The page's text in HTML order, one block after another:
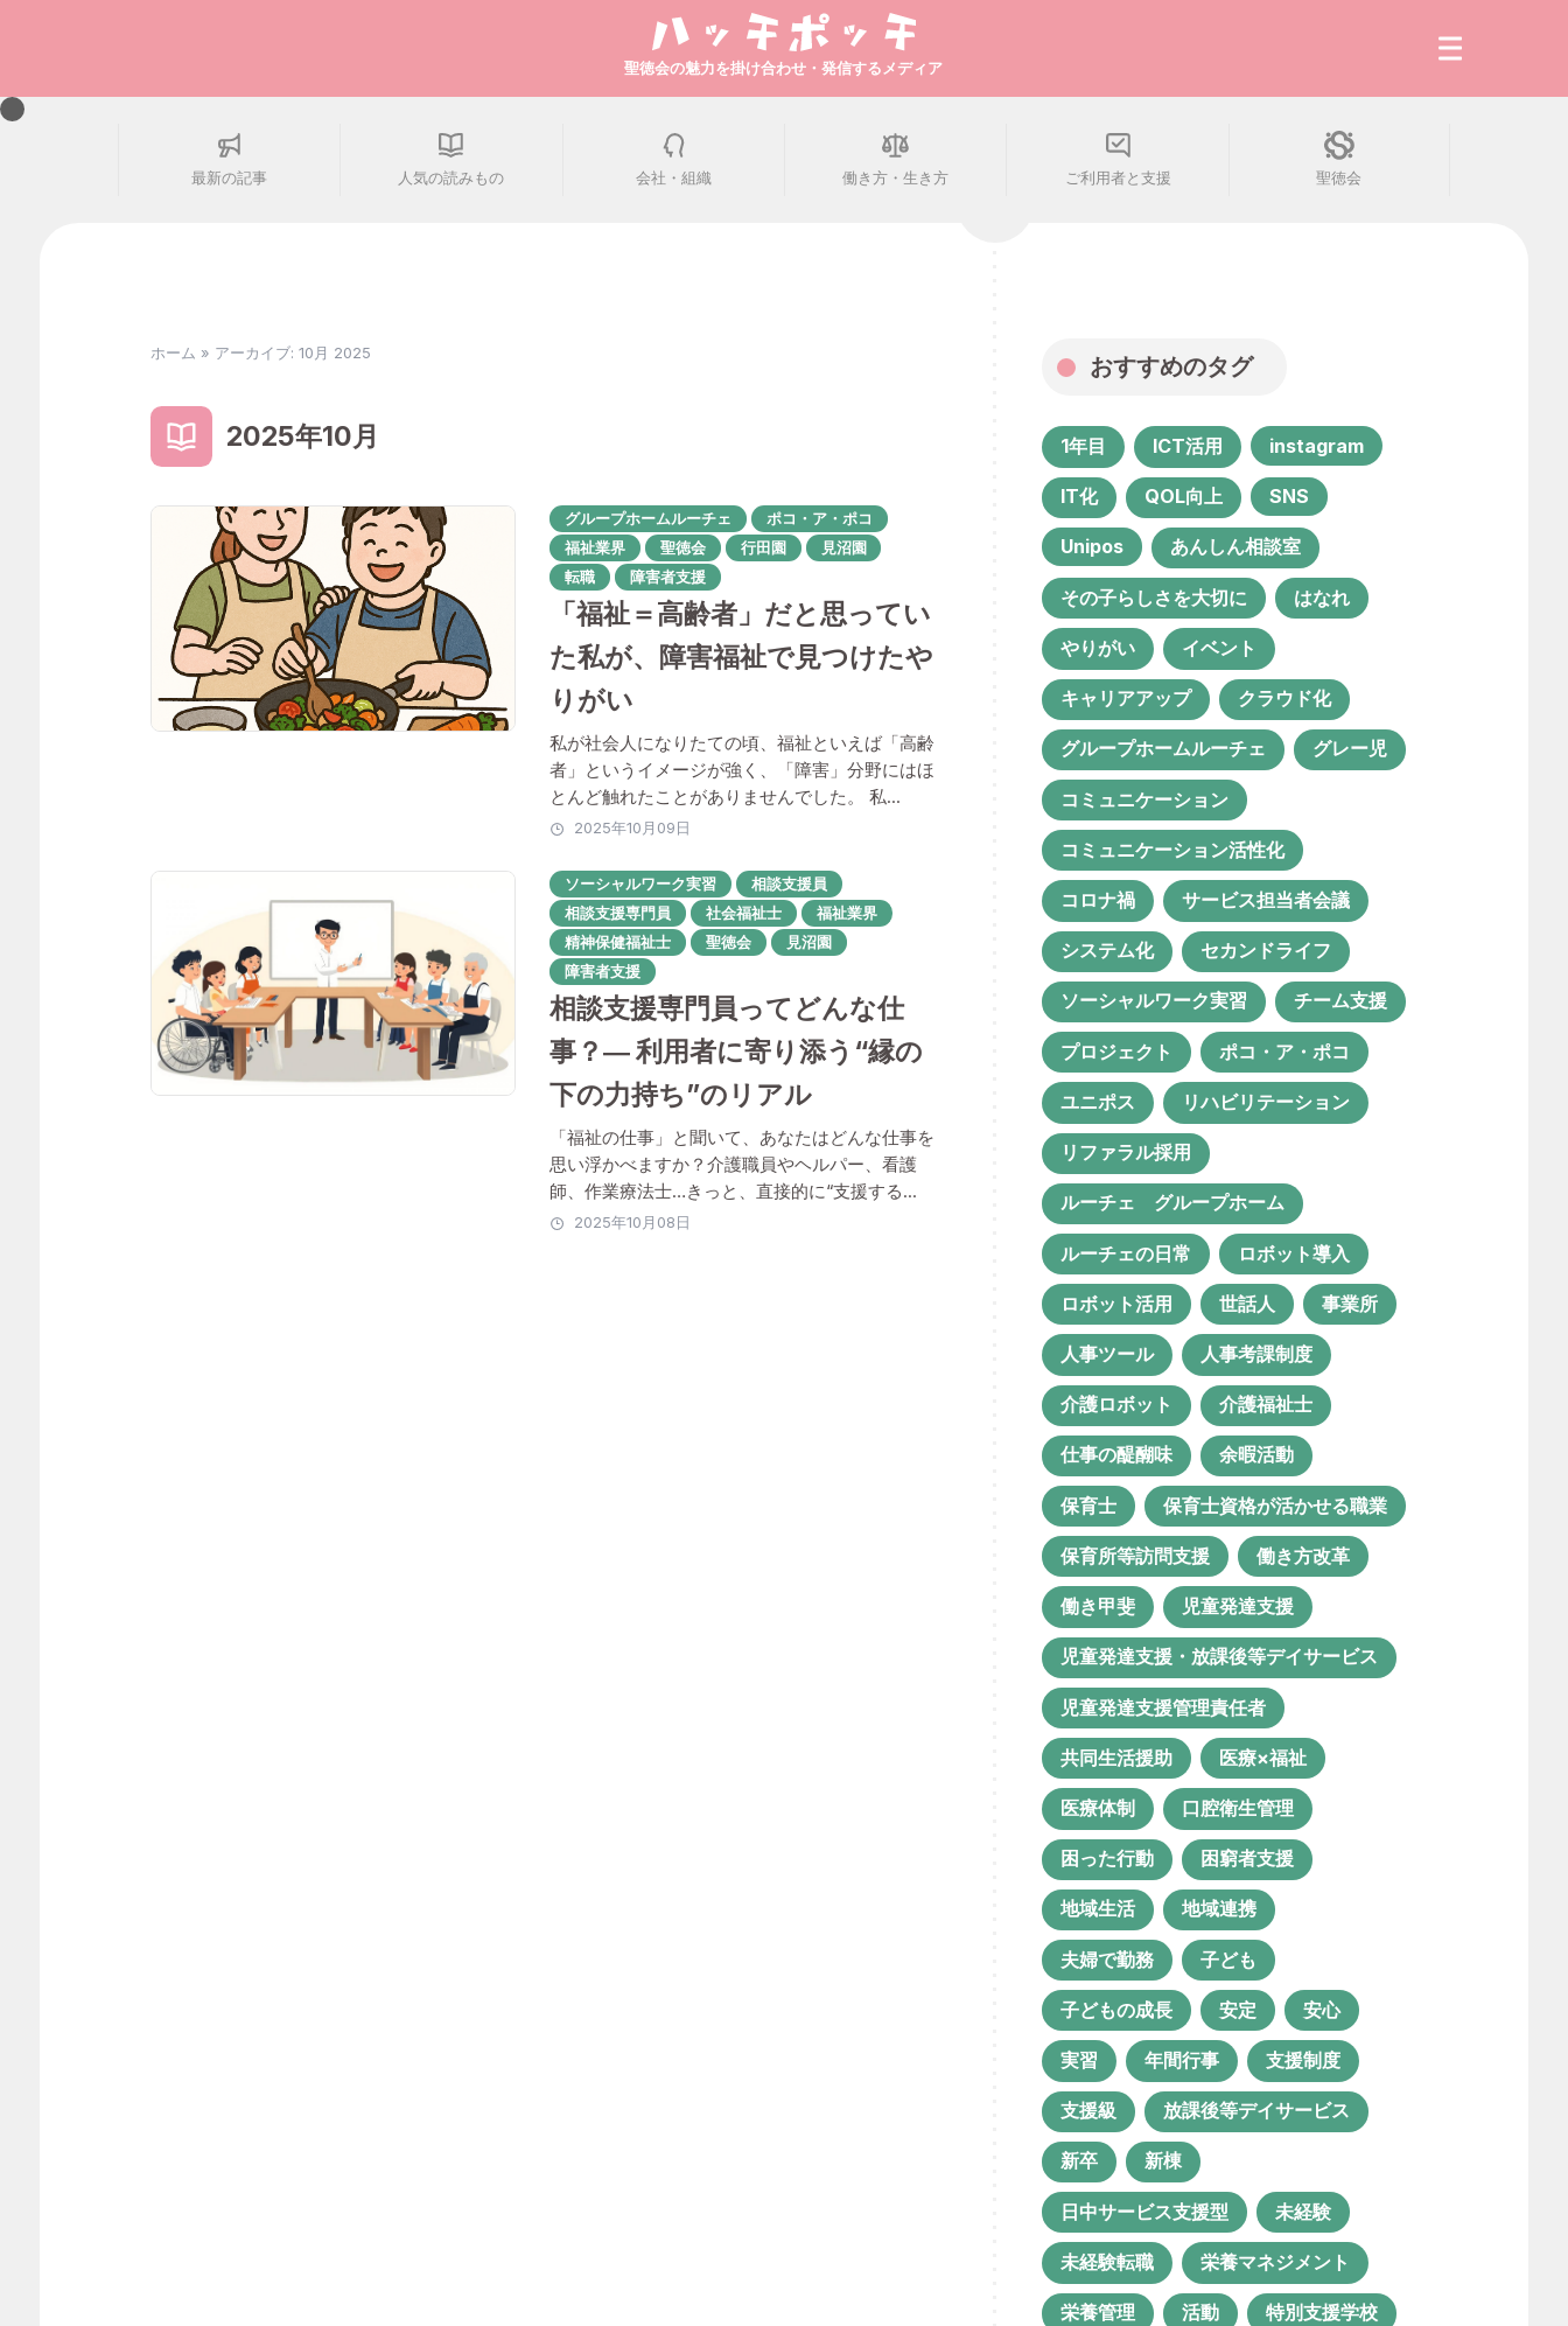
おすすめのタグ
1年目 ICT活用 instagram
IT化 QOL向上
Unipos あんしん相談室
その子らしさを大切に
やりがい イベント
キャリアアップ クラウド化
グループホームルーチェ
グレー児 コミュニケーション
コミュニケーション活性化
コロナ禍 サービス担当者会議
システム化 セカンドライフ
ソーシャルワーク実習
チーム支援 プロジェクト
ポコ・ア・ポコ ユニポス
リハビリテーション
リファラル採用
ルーチェ グループホーム
ルーチェの日常
ロボット活用 世話人
事業所 人事ツール
人事考課制度 介護ロボット
介護福祉士 仕事の醍醐味
余暇活動 保育士
保育士資格が活かせる職業
保育所等訪問支援
働き甲斐 児童発達支援
児童発達支援・放課後等デイサービ
ス
児童発達支援管理責任者
共同生活援助 医療×福祉
医療体制 口腔衛生管理
困った行動 困窮者支援
会社・組織
働き方・生き方
ご利用者と支援
聖徳会
聖徳会の魅力を掛け合わせ・発信するメディア
最新の記事 人気の読みもの 会社・組織 働き方・生き方 ご利用者と支援 聖徳会
ホーム » アーカイブ: 10月 2025
2025年10月
グループホームルーチェ
ポコ・ア・ポコ
福祉業界
聖徳会 行田園
見沼園
転職
障害者支援
「福祉＝高齢者」だと思ってい
た私が、障害福祉で見つけたや
りがい
私が社会人になりたての頃、福祉といえば「高齢
者」というイメージが強く、「障害」分野にはほ
とんど触れたことがありませんでした。 私...
2025年10月09日
ソーシャルワーク実習
相談支援員
相談支援専門員
社会福祉士
福祉業界
精神保健福祉士
聖徳会
見沼園
障害者支援
相談支援専門員ってどんな仕
事？― 利用者に寄り添う“縁の
下の力持ち”のリアル
「福祉の仕事」と聞いて、あなたはどんな仕事を
思い浮かべますか？介護職員やヘルパー、看護
師、作業療法士…きっと、直接的に“支援する...
2025年10月08日
おすすめのタグ
1年目 ICT活用 instagram
IT化 QOL向上 SNS
Unipos あんしん相談室
その子らしさを大切に はなれ
やりがい イベント
キャリアアップ クラウド化
グループホームルーチェ グレー児
コミュニケーション
コミュニケーション活性化
コロナ禍 サービス担当者会議
システム化 セカンドライフ
ソーシャルワーク実習 チーム支援
プロジェクト ポコ・ア・ポコ
ユニポス リハビリテーション
リファラル採用
ルーチェ グループホーム
ルーチェの日常 ロボット導入
ロボット活用 世話人 事業所
人事ツール 人事考課制度
介護ロボット 介護福祉士
仕事の醍醐味 余暇活動
保育士 保育士資格が活かせる職業
保育所等訪問支援 働き方改革
働き甲斐 児童発達支援
児童発達支援・放課後等デイサービス
児童発達支援管理責任者
共同生活援助 医療×福祉
医療体制 口腔衛生管理
困った行動 困窮者支援
地域生活 地域連携
夫婦で勤務 子ども
子どもの成長 安定 安心
実習 年間行事 支援制度
支援級 放課後等デイサービス
新卒 新棟
日中サービス支援型 未経験
未経験転職 栄養マネジメント
栄養管理 活動 特別支援学校